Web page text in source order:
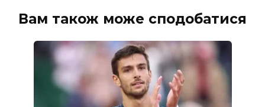
Вам також може сподобатися